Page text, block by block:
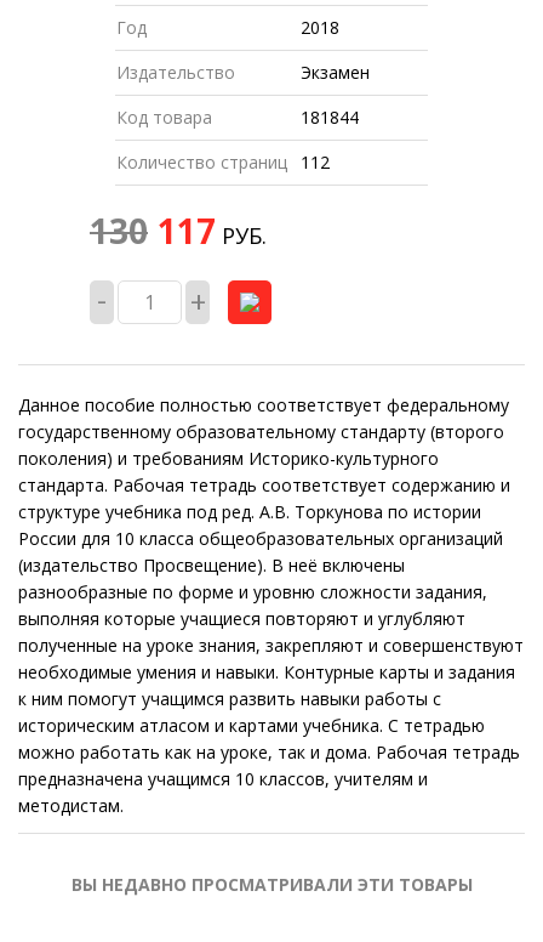
Год
2018
Издательство
Экзамен
Код товара
181844
Количество страниц
112
130 117 РУБ.
- +
Данное пособие полностью соответствует федеральному
государственному образовательному стандарту (второго
поколения) и требованиям Историко-культурного
стандарта. Рабочая тетрадь соответствует содержанию и
структуре учебника под ред. А.В. Торкунова по истории
России для 10 класса общеобразовательных организаций
(издательство Просвещение). В неё включены
разнообразные по форме и уровню сложности задания,
выполняя которые учащиеся повторяют и углубляют
полученные на уроке знания, закрепляют и совершенствуют
необходимые умения и навыки. Контурные карты и задания
к ним помогут учащимся развить навыки работы с
историческим атласом и картами учебника. С тетрадью
можно работать как на уроке, так и дома. Рабочая тетрадь
предназначена учащимся 10 классов, учителям и
методистам.
ВЫ НЕДАВНО ПРОСМАТРИВАЛИ ЭТИ ТОВАРЫ